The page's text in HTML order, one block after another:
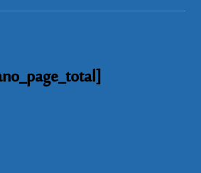
[rano_page_total]